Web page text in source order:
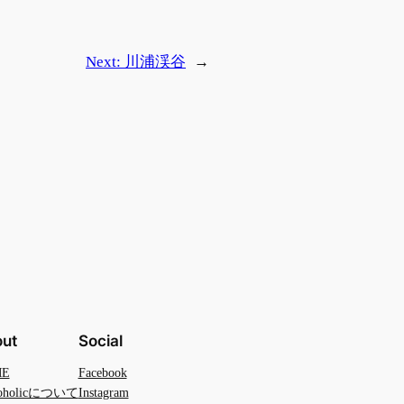
Next: 川浦渓谷 →
について
Social
Facebook
Instagram